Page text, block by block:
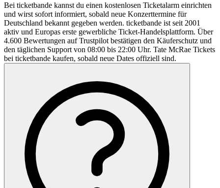
Bei ticketbande kannst du einen kostenlosen Ticketalarm einrichten
und wirst sofort informiert, sobald neue Konzerttermine für
Deutschland bekannt gegeben werden. ticketbande ist seit 2001
aktiv und Europas erste gewerbliche Ticket-Handelsplattform. Über
4.600 Bewertungen auf Trustpilot bestätigen den Käuferschutz und
den täglichen Support von 08:00 bis 22:00 Uhr. Tate McRae Tickets
bei ticketbande kaufen, sobald neue Dates offiziell sind.